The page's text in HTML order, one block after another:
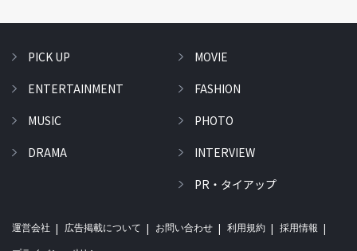
PICK UP
ENTERTAINMENT
MUSIC
DRAMA
MOVIE
FASHION
PHOTO
INTERVIEW
PR・タイアップ
運営会社 広告掲載について お問い合わせ 利用規約 採用情報